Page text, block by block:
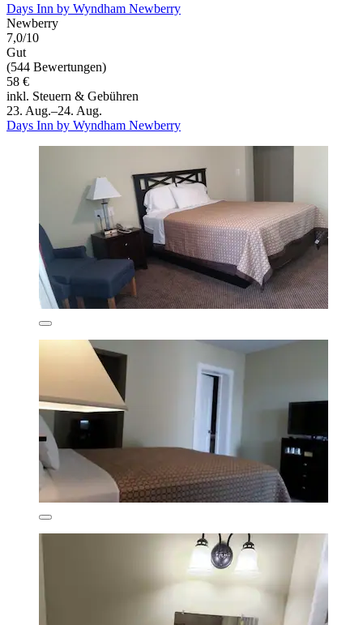
Days Inn by Wyndham Newberry
Newberry
7,0/10
Gut
(544 Bewertungen)
58 €
inkl. Steuern & Gebühren
23. Aug.–24. Aug.
Days Inn by Wyndham Newberry